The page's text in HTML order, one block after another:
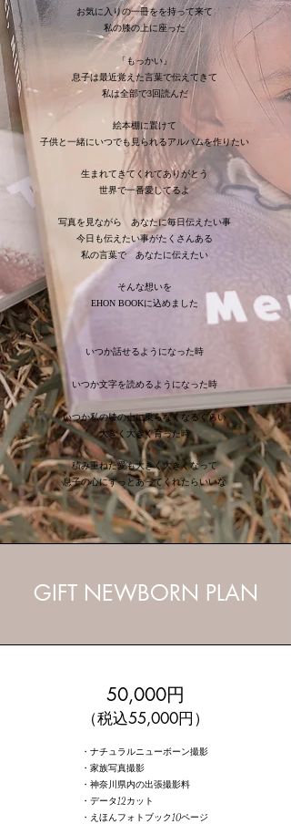
お気に入りの一冊をを持って来て
私の膝の上に座った
「もっかい」
息子は最近覚えた言葉で伝えてきて
私は全部で3回読んだ
絵本棚に置けて
子供と一緒にいつでも見られるアルバムを作りたい
生まれてきてくれてありがとう
世界で一番愛してるよ
写真を見ながら あなたに毎日伝えたい事
今日も伝えたい事がたくさんある
私の言葉で あなたに伝えたい
そんな想いを
EHON BOOKに込めました
いつか話せるようになった時
いつか文字を読めるようになった時
いつか私の膝の上に乗らなくなるくらい
大きく大きく育った時
積み重ねた愛も大きく大きくなって
息子の心にずっとあってくれたらいいな
GIFT NEWBORN PLAN
50,000円
（税込55,000円）
・ナチュラルニューボーン撮影
・家族写真撮影
・神奈川県内の出張撮影料
・データ12カット
​・えほんフォトブック10ページ